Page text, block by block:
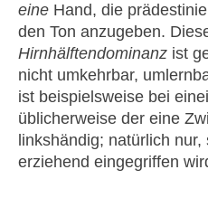
eine Hand, die
den Ton anzugeben.
Hirnhälftendominanz ist
nicht umkehrbar,
ist beispielsweise bei
üblicherweise der eine
linkshändig; natürlich
erziehend eingegriffen